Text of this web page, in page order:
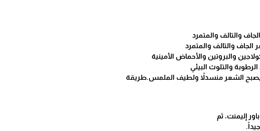
والتالف والمتمرد
والتالف والمتمرد
والبروتين والأحماض الأمينية
والتلوث البيئي
يصبح الشعر منسدلاً ولطيف الملمس.طريقة
إليمنت، ثم